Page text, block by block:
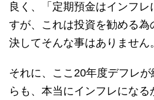
良く、「定期預金はインフレ
すが、これは投資を勧める為
決してそんな事はありません。
それに、ここ20年度デフレ
らも、本当にインフレにな